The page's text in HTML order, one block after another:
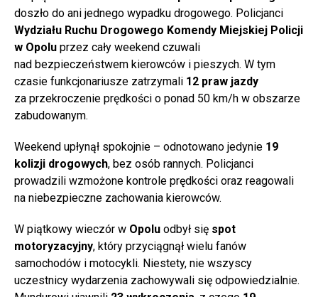
doszło do ani jednego wypadku drogowego. Policjanci
Wydziału Ruchu Drogowego Komendy Miejskiej Policji
w Opolu przez cały weekend czuwali
nad bezpieczeństwem kierowców i pieszych. W tym
czasie funkcjonariusze zatrzymali 12 praw jazdy
za przekroczenie prędkości o ponad 50 km/h w obszarze
zabudowanym.
Weekend upłynął spokojnie – odnotowano jedynie 19
kolizji drogowych, bez osób rannych. Policjanci
prowadzili wzmożone kontrole prędkości oraz reagowali
na niebezpieczne zachowania kierowców.
W piątkowy wieczór w Opolu odbył się spot
motoryzacyjny, który przyciągnął wielu fanów
samochodów i motocykli. Niestety, nie wszyscy
uczestnicy wydarzenia zachowywali się odpowiedzialnie.